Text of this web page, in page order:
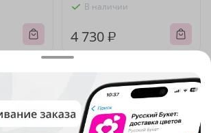
В наличии
4 730 ₽